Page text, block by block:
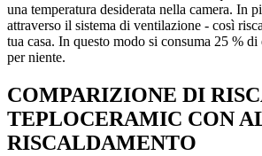
una temperatura desiderata nella camera. In
attraverso il sistema di ventilazione - così
tua casa. In questo modo si consuma 25 %
per niente.
COMPARIZIONE DI
TEPLOCERAMIC CON
RISCALDAMENTO